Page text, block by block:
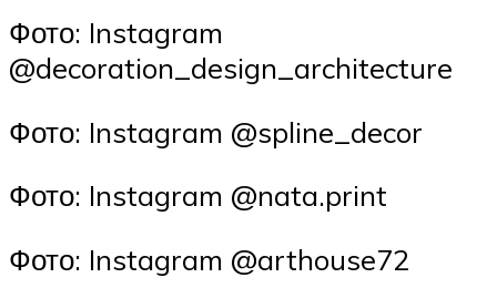
Фото: Instagram
@decoration_design_architecture
Фото: Instagram @spline_decor
Фото: Instagram @nata.print
Фото: Instagram @arthouse72